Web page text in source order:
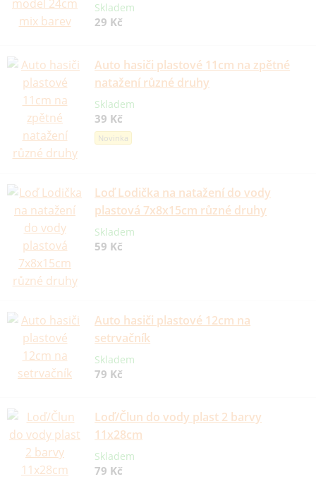
Skladem
29 Kč
Auto hasiči plastové 11cm na zpětné
natažení různé druhy
Skladem
39 Kč
Novinka
Loď Lodička na natažení do vody
plastová 7x8x15cm různé druhy
Skladem
59 Kč
Auto hasiči plastové 12cm na
setrvačník
Skladem
79 Kč
Loď/Člun do vody plast 2 barvy
11x28cm
Skladem
79 Kč